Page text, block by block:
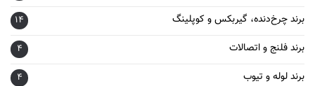
برند چرخ‌دنده، گیربکس و کوپلینگ 14
برند فلنج و اتصالات 4
برند لوله و تیوب 4